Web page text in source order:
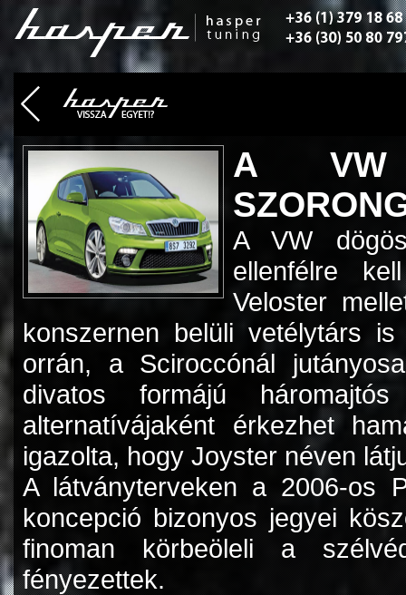
A VW
A VW
ellenfélre
Veloster
konszernen belüli vetélytárs
orrán, a Sciroccónál
divatos formájú
alternatívájaként érkezhet
igazolta, hogy Joyster néven
A látványterveken a 2006-os
koncepció bizonyos jegyei
finoman körbeöleli a
fényezettek.